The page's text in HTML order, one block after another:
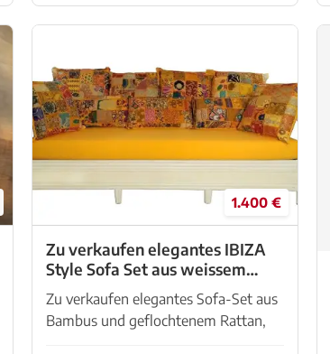
Holz-Arbeitsplatte 2 Schubladen
1.400 €
Zu verkaufen elegantes IBIZA
Style Sofa Set aus weissem
Bambus und geflochtenem
Rattan
Zu verkaufen elegantes Sofa-Set aus
Bambus und geflochtenem Rattan,